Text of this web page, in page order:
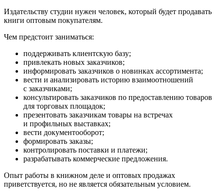
Издательству студии нужен человек, который будет продавать
книги оптовым покупателям.
Чем предстоит заниматься:
поддерживать клиентскую базу;
привлекать новых заказчиков;
информировать заказчиков о новинках ассортимента;
вести и анализировать историю взаимоотношений
с заказчиками;
консультировать заказчиков по предоставлению товаров
для торговых площадок;
презентовать заказчикам товары на встречах
и профильных выставках;
вести документооборот;
формировать заказы;
контролировать поставки и платежи;
разрабатывать коммерческие предложения.
Опыт работы в книжном деле и оптовых продажах
приветствуется, но не является обязательным условием.